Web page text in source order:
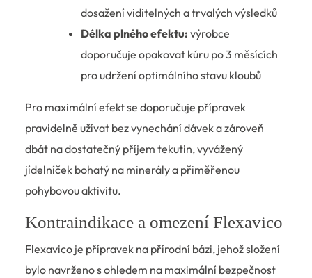
dosažení viditelných a trvalých výsledků
Délka plného efektu: výrobce
doporučuje opakovat kúru po 3 měsících
pro udržení optimálního stavu kloubů
Pro maximální efekt se doporučuje přípravek
pravidelně užívat bez vynechání dávek a zároveň
dbát na dostatečný příjem tekutin, vyvážený
jídelníček bohatý na minerály a přiměřenou
pohybovou aktivitu.
Kontraindikace a omezení Flexavico
Flexavico je přípravek na přírodní bázi, jehož složení
bylo navrženo s ohledem na maximální bezpečnost